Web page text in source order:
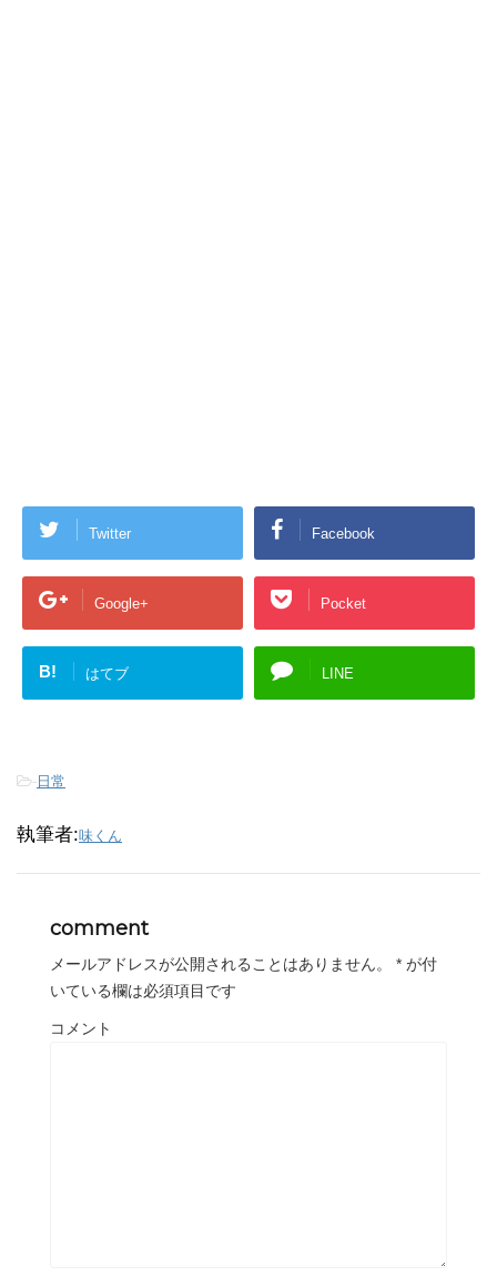
Twitter Facebook
Google+ Pocket
B! はてブ LINE
- 日常
執筆者:味くん
comment
メールアドレスが公開されることはありません。 * が付
いている欄は必須項目です
コメント